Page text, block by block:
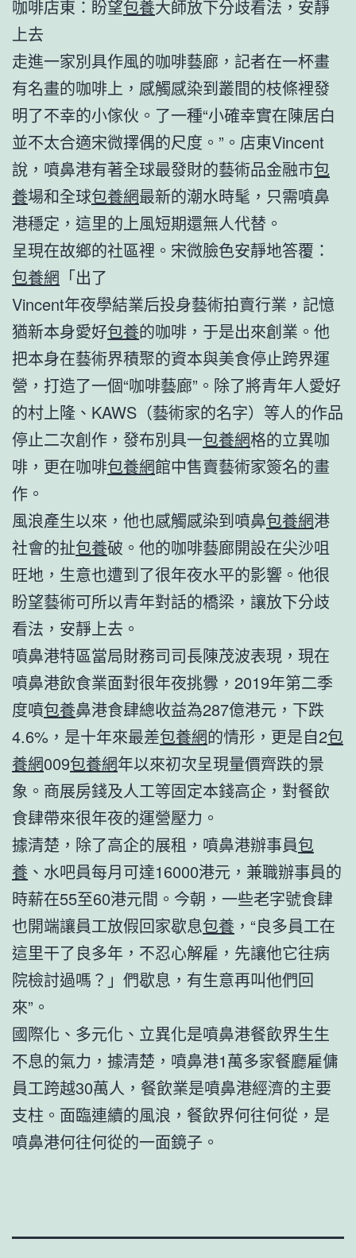
咖啡店東：盼望包養大師放下分歧看法，安靜
上去
走進一家別具作風的咖啡藝廊，記者在一杯畫
有名畫的咖啡上，感觸感染到叢間的枝條裡發
明了不幸的小傢伙。了一種“小確幸實在陳居白
並不太合適宋微擇偶的尺度。”。店東Vincent
說，噴鼻港有著全球最發財的藝術品金融市包
養場和全球包養網最新的潮水時髦，只需噴鼻
港穩定，這里的上風短期還無人代替。
呈現在故鄉的社區裡。宋微臉色安靜地答覆：
包養網 「出了
Vincent年夜學結業后投身藝術拍賣行業，記憶
猶新本身愛好包養的咖啡，于是出來創業。他
把本身在藝術界積聚的資本與美食停止跨界運
營，打造了一個“咖啡藝廊”。除了將青年人愛好
的村上隆、KAWS（藝術家的名字）等人的作品
停止二次創作，發布別具一包養網格的立異咖
啡，更在咖啡包養網館中售賣藝術家簽名的畫
作。
風浪產生以來，他也感觸感染到噴鼻包養網港
社會的扯包養破。他的咖啡藝廊開設在尖沙咀
旺地，生意也遭到了很年夜水平的影響。他很
盼望藝術可所以青年對話的橋梁，讓放下分歧
看法，安靜上去。
噴鼻港特區當局財務司司長陳茂波表現，現在
噴鼻港飲食業面對很年夜挑釁，2019年第二季
度噴包養鼻港食肆總收益為287億港元，下跌
4.6%，是十年來最差包養網的情形，更是自2包
養網009包養網年以來初次呈現量價齊跌的景
象。商展房錢及人工等固定本錢高企，對餐飲
食肆帶來很年夜的運營壓力。
據清楚，除了高企的展租，噴鼻港辦事員包
養 、水吧員每月可達16000港元，兼職辦事員的
時薪在55至60港元間。今朝，一些老字號食肆
也開端讓員工放假回家歇息包養 ，“良多員工在
這里干了良多年，不忍心解雇，先讓他它往病
院檢討過嗎？」們歇息，有生意再叫他們回
來”。
國際化、多元化、立異化是噴鼻港餐飲界生生
不息的氣力，據清楚，噴鼻港1萬多家餐廳雇傭
員工跨越30萬人，餐飲業是噴鼻港經濟的主要
支柱。面臨連續的風浪，餐飲界何往何從，是
噴鼻港何往何從的一面鏡子。